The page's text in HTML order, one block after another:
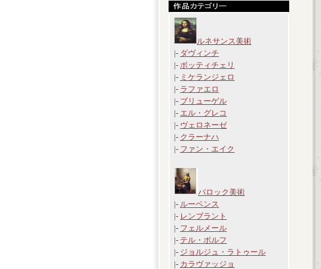
ルネサンス美術
|- ダヴィンチ
|- ボッティチェリ
|- ミケランジェロ
|- ラファエロ
|- ブリューゲル
|- エル・グレコ
|- ヴェロネーゼ
|- クラーナハ
|- ファン・エイク
バロック美術
|- ルーベンス
|- レンブラント
|- フェルメール
|- テル・ボルフ
|- ジョルジュ・ラトゥール
|- カラヴァッジョ